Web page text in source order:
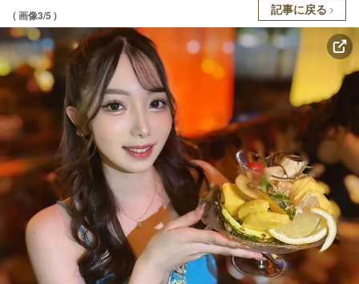
( 画像3/5 ) 記事に戻る